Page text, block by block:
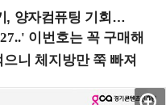
를 선점하라! (8/28 강남역)